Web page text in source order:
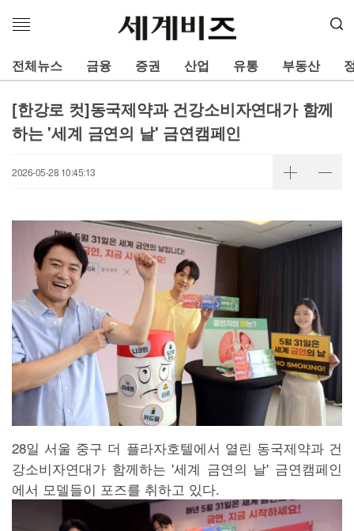
메
열
기
전체뉴스 금융 증권 산업 유통 부동산
[한강로 컷]동국제약과 건강소비자연대가 함께
하는 '세계 금연의 날' 금연캠페인
2026-05-28 10:45:13
28일 서울 중구 더 플라자호텔에서 열린 동국제약과 건
강소비자연대가 함께하는 '세계 금연의 날' 금연캠페인
에서 모델들이 포즈를 취하고 있다.